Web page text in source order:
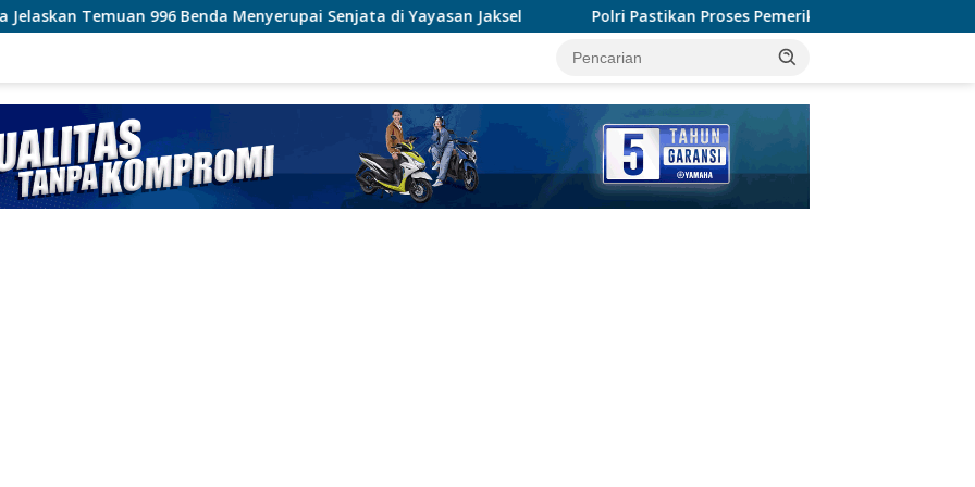
Menyerupai Senjata di Yayasan Jaksel Polri Pastikan Proses Pemeriksaan Personel di Aceh Dilaksanakan Secara